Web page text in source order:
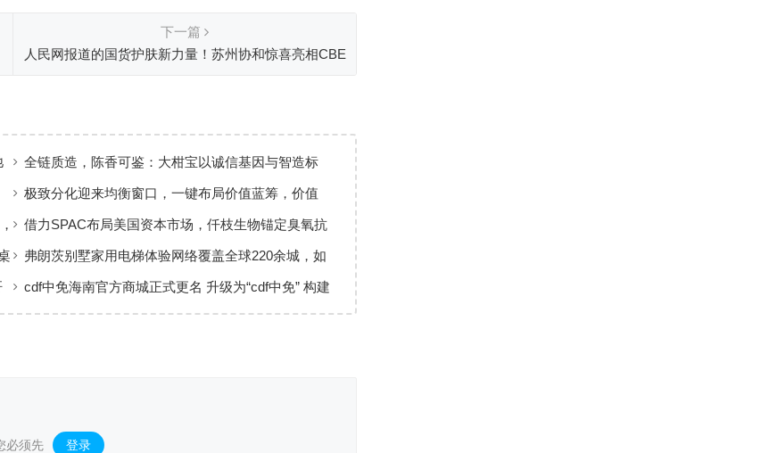
下一篇
人民网报道的国货护肤新力量！苏州协和惊喜亮相CBE
全链质造，陈香可鉴：大柑宝以诚信基因与智造标
准，定义新会陈皮高质量发展
极致分化迎来均衡窗口，一键布局价值蓝筹，价值
ETF华夏火热开售
借力SPAC布局美国资本市场，仟枝生物锚定臭氧抗
菌黄金赛道
弗朗茨别墅家用电梯体验网络覆盖全球220余城，如
何实现高效服务响应
cdf中免海南官方商城正式更名 升级为“cdf中免” 构建
必须先 登录 。